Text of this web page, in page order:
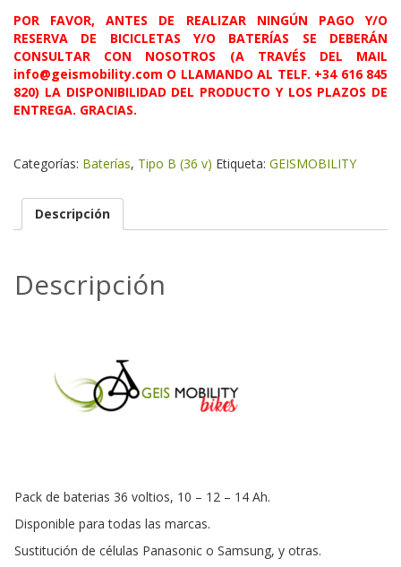
POR FAVOR, ANTES DE REALIZAR NINGÚN PAGO Y/O
RESERVA DE BICICLETAS Y/O BATERÍAS SE DEBERÁN
CONSULTAR CON NOSOTROS (A TRAVÉS DEL MAIL
info@geismobility.com O LLAMANDO AL TELF. +34 616 845
820) LA DISPONIBILIDAD DEL PRODUCTO Y LOS PLAZOS DE
ENTREGA. GRACIAS.
Categorías: Baterías, Tipo B (36 v) Etiqueta: GEISMOBILITY
Descripción
Descripción
Pack de baterias 36 voltios, 10 – 12 – 14 Ah.
Disponible para todas las marcas.
Sustitución de células Panasonic o Samsung, y otras.